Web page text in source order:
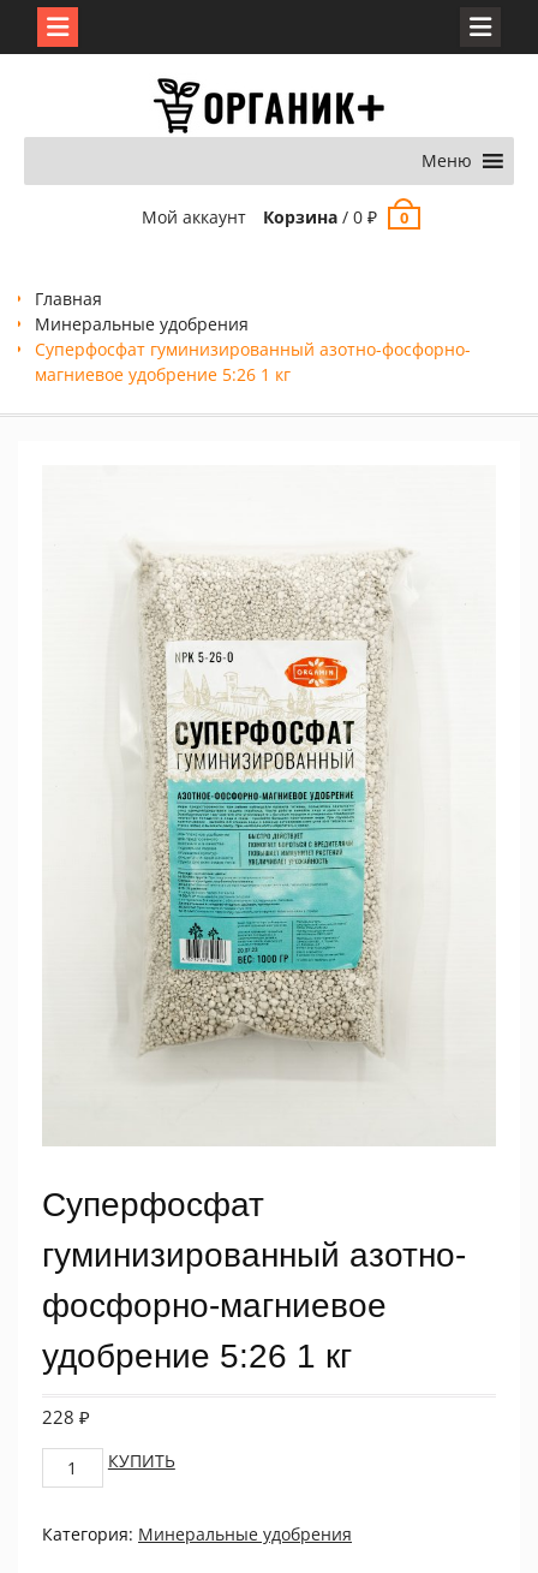
Меню
Мой аккаунт Корзина/ 0 ₽ 0
Главная
Минеральные удобрения
Суперфосфат гуминизированный азотно-фосфорно-
магниевое удобрение 5:26 1 кг
Суперфосфат
гуминизированный азотно-
фосфорно-магниевое
удобрение 5:26 1 кг
228 ₽
Суперфосфат
гуминизированный
фосфорно-
КУПИТЬ
Категория: Минеральные удобрения